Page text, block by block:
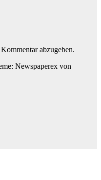
abzugeben.
Newspaperex von